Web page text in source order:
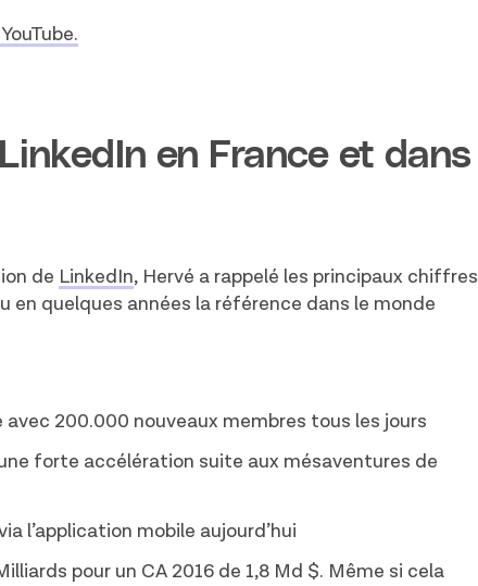
en France et dans
de LinkedIn, Hervé a rappelé les principaux chiffres
en quelques années la référence dans le monde
200.000 nouveaux membres tous les jours
forte accélération suite aux mésaventures de
l’application mobile aujourd’hui
pour un CA 2016 de 1,8 Md $. Même si cela